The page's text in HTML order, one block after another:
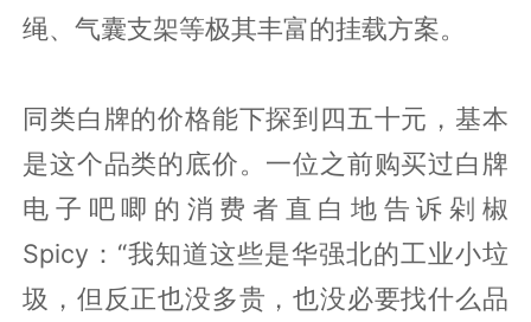
绳、气囊支架等极其丰富的挂载方案。
同类白牌的价格能下探到四五十元，基本
是这个品类的底价。一位之前购买过白牌
电子吧唧的消费者直白地告诉剁椒
Spicy：“我知道这些是华强北的工业小垃
圾，但反正也没多贵，也没必要找什么品